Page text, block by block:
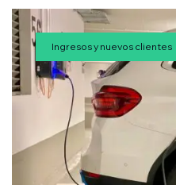
Ingresos y nuevos clientes